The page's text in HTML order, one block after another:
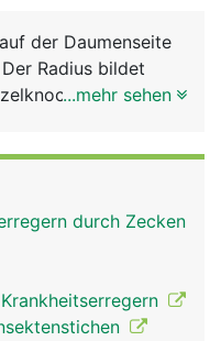
der Daumenseite
Radius bildet
den
...mehr sehen
durch Zecken